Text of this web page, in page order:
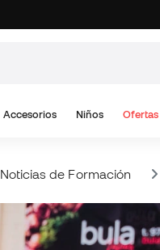
Accesorios Niños Ofertas
Noticias de Formación